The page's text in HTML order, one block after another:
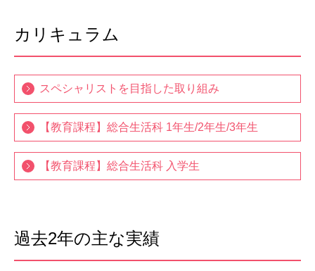
カリキュラム
スペシャリストを目指した取り組み
【教育課程】総合生活科 1年生/2年生/3年生
【教育課程】総合生活科 入学生
過去2年の主な実績